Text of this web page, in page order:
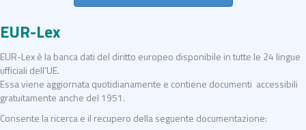
EUR-Lex
EUR-Lex è la banca dati del diritto europeo disponibile in tutte le 24 lingue
ufficiali dell'UE.
Essa viene aggiornata quotidianamente e contiene documenti accessibili
gratuitamente anche del 1951.
Consente la ricerca e il recupero della seguente documentazione: